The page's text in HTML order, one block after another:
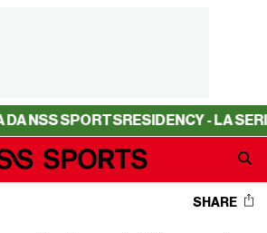
RESIDENCY - LA SERIE A
SHARE